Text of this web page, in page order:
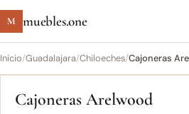
M muebles.one
Inicio/Guadalajara/Chiloeches/Cajoneras
Cajoneras Arelwood